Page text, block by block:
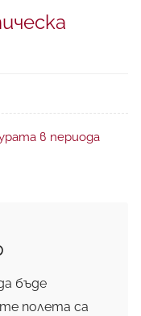
в периода
бъде
полета са